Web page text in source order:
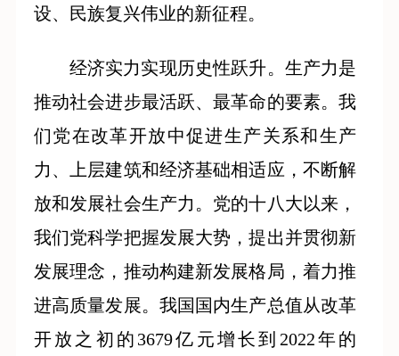
设、民族复兴伟业的新征程。
经济实力实现历史性跃升。生产力是
推动社会进步最活跃、最革命的要素。我
们党在改革开放中促进生产关系和生产
力、上层建筑和经济基础相适应，不断解
放和发展社会生产力。党的十八大以来，
我们党科学把握发展大势，提出并贯彻新
发展理念，推动构建新发展格局，着力推
进高质量发展。我国国内生产总值从改革
开放之初的3679亿元增长到2022年的